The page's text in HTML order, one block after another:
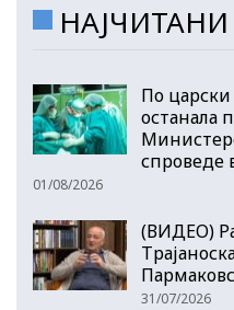
НАЈЧИТАНИ
По
останала
спроведе
01/08/2026
(ВИДЕО)
31/07/2026